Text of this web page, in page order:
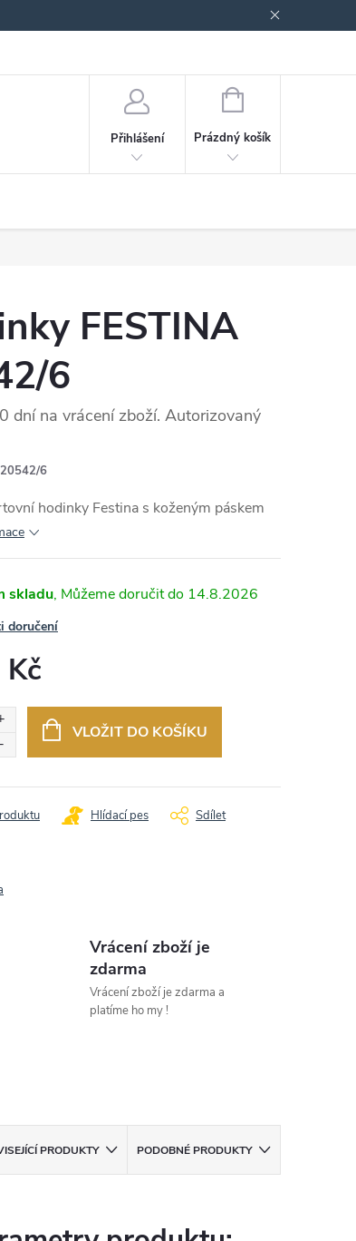
Přihlášení
NÁKUPNÍ
Prázdný košík
FESTINA
6
dní na vrácení zboží. Autorizovaný
20542/6
hodinky Festina s koženým páskem
skladu 14.8.2026
doručení
VLOŽIT DO KOŠÍKU
Hlídací pes Sdílet
Vrácení zboží je
zdarma
Vrácení zboží je zdarma a
platíme ho my !
PRODUKTY PODOBNÉ PRODUKTY